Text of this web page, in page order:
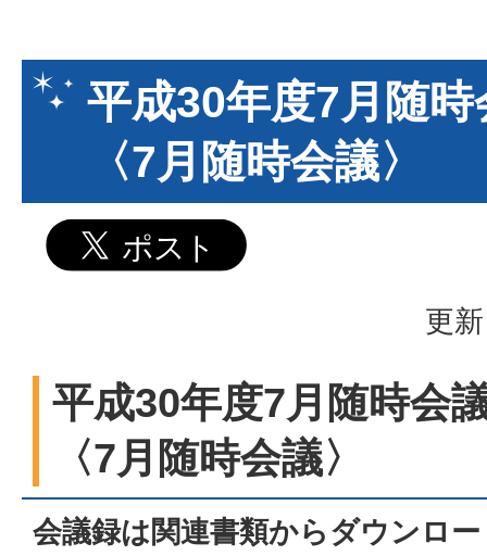
平成30年度7月随
〈7月随時会議〉
更
平成30年度7月随時会
〈7月随時会議〉
会議録は関連書類からダウンロ